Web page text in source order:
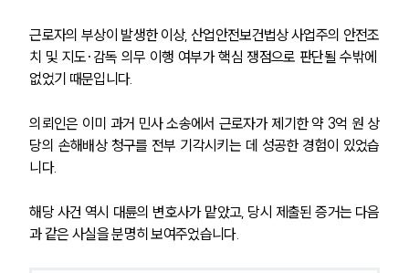
근로자의 부상이 발생한 이상, 산업안전보건법상 사업주의 안전조
치 및 지도·감독 의무 이행 여부가 핵심 쟁점으로 판단될 수밖에
없었기 때문입니다.
의뢰인은 이미 과거 민사 소송에서 근로자가 제기한 약 3억 원 상
당의 손해배상 청구를 전부 기각시키는 데 성공한 경험이 있었습
니다.
해당 사건 역시 대륜의 변호사가 맡았고, 당시 제출된 증거는 다음
과 같은 사실을 분명히 보여주었습니다.